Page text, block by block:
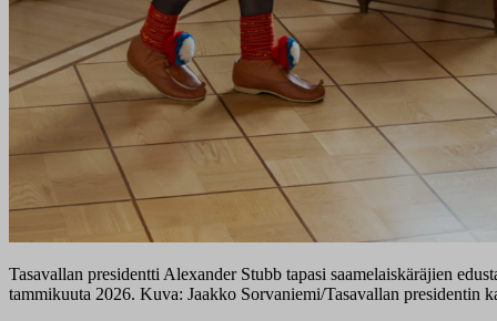
Tasavallan presidentti Alexander Stubb tapasi saamelaiskäräjien
tammikuuta 2026. Kuva: Jaakko Sorvaniemi/Tasavallan presidentin